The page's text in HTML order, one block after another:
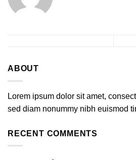
ABOUT
Lorem ipsum dolor sit amet,
sed diam nonummy nibh euismod
RECENT COMMENTS